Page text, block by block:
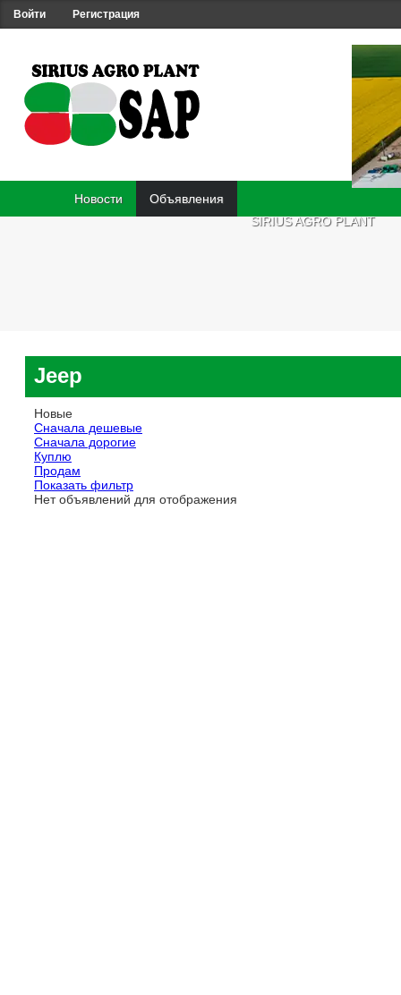
Войти Регистрация
Новости
Объявления
SIRIUS AGRO PLANT
Jeep
Новые
Сначала дешевые
Сначала дорогие
Куплю
Продам
Показать фильтр
Нет объявлений для отображения